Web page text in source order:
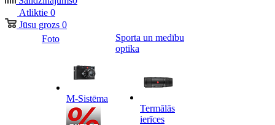
Atliktie 0
Jūsu grozs 0
Foto
M-Sistēma
Sporta un medību
optika
Termālās
ierīces